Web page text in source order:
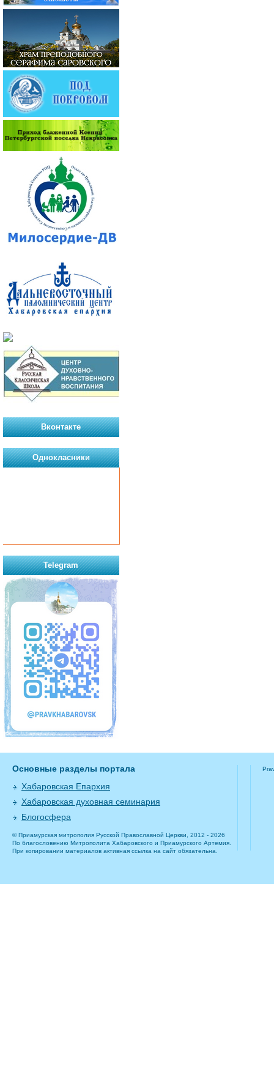
Вконтакте
Однокласники
Telegram
Основные разделы портала
Хабаровская Епархия
Хабаровская духовная семинария
Блогосфера
© Приамурская митрополия Русской Православной Церкви, 2012 - 2026
По благословению Митрополита Хабаровского и Приамурского Артемия.
При копировании материалов активная ссылка на сайт обязательна.